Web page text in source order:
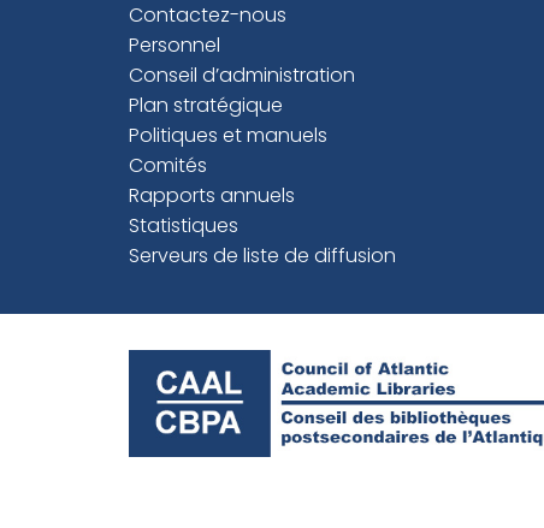
Contactez-nous
Personnel
Conseil d’administration
Plan stratégique
Politiques et manuels
Comités
Rapports annuels
Statistiques
Serveurs de liste de diffusion